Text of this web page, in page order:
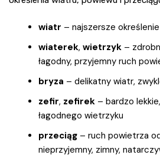
wiatr – najszersze
wiaterek, wietrzyk –
łagodny, przyjemny ruch
bryza – delikatny wiatr,
zefir, zefirek – bardzo
łagodnego wietrzyku
przeciąg – ruch powietrza
nieprzyjemny, zimny,